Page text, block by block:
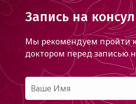
Запись на
Мы рекомендуем пройти
доктором перед записью